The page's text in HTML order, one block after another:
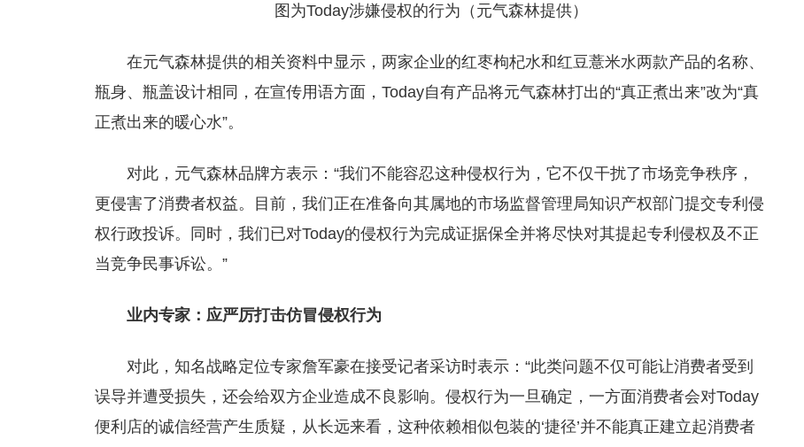
图为Today涉嫌侵权的行为（元气森林提供）
在元气森林提供的相关资料中显示，两家企业的红枣枸杞水和红豆薏米水两款产品的名称、
瓶身、瓶盖设计相同，在宣传用语方面，Today自有产品将元气森林打出的“真正煮出来”改为“真
正煮出来的暖心水”。
对此，元气森林品牌方表示：“我们不能容忍这种侵权行为，它不仅干扰了市场竞争秩序，
更侵害了消费者权益。目前，我们正在准备向其属地的市场监督管理局知识产权部门提交专利侵
权行政投诉。同时，我们已对Today的侵权行为完成证据保全并将尽快对其提起专利侵权及不正
当竞争民事诉讼。”
业内专家：应严厉打击仿冒侵权行为
对此，知名战略定位专家詹军豪在接受记者采访时表示：“此类问题不仅可能让消费者受到
误导并遭受损失，还会给双方企业造成不良影响。侵权行为一旦确定，一方面消费者会对Today
便利店的诚信经营产生质疑，从长远来看，这种依赖相似包装的‘捷径’并不能真正建立起消费者